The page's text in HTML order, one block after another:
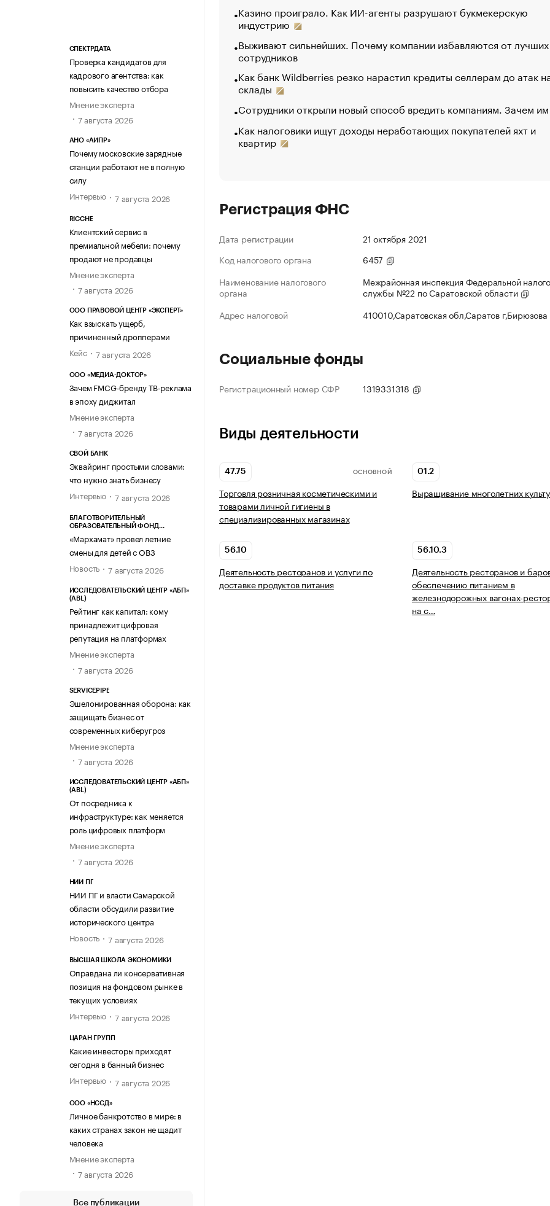
СПЕКТРДАТА
Проверка кандидатов для
кадрового агентства: как
повысить качество отбора
Мнение эксперта
7 августа 2026
АНО «АИПР»
Почему московские зарядные
станции работают не в полную
силу
Интервью
7 августа 2026
RICCHE
Клиентский сервис в
премиальной мебели: почему
продают не продавцы
Мнение эксперта
7 августа 2026
ООО ПРАВОВОЙ ЦЕНТР «ЭКСПЕРТ»
Как взыскать ущерб,
причиненный дропперами
Кейс
7 августа 2026
ООО «МЕДИА-ДОКТОР»
Зачем FMCG-бренду ТВ-реклама
в эпоху диджитал
Мнение эксперта
7 августа 2026
СВОЙ БАНК
Эквайринг простыми словами:
что нужно знать бизнесу
Интервью
7 августа 2026
БЛАГОТВОРИТЕЛЬНЫЙ
ОБРАЗОВАТЕЛЬНЫЙ ФОНД
«Мархамат» провел летние
смены для детей с ОВЗ
Новость
7 августа 2026
ИССЛЕДОВАТЕЛЬСКИЙ ЦЕНТР «АБП»
(ABL)
Рейтинг как капитал: кому
принадлежит цифровая
репутация на платформах
Мнение эксперта
7 августа 2026
SERVICEPIPE
Эшелонированная оборона: как
защищать бизнес от
современных киберугроз
Мнение эксперта
7 августа 2026
ИССЛЕДОВАТЕЛЬСКИЙ ЦЕНТР «АБП»
(ABL)
От посредника к
инфраструктуре: как меняется
роль цифровых платформ
Мнение эксперта
7 августа 2026
НИИ ПГ
НИИ ПГ и власти Самарской
области обсудили развитие
исторического центра
Новость
7 августа 2026
ВЫСШАЯ ШКОЛА ЭКОНОМИКИ
Оправдана ли консервативная
позиция на фондовом рынке в
текущих условиях
Интервью
7 августа 2026
ЦАРАН ГРУПП
Какие инвесторы приходят
сегодня в банный бизнес
Интервью
7 августа 2026
ООО «НССД»
Личное банкротство в мире: в
каких странах закон не щадит
человека
Мнение эксперта
7 августа 2026
Все публикации
Казино проиграло. Как ИИ-агенты разрушают букмекерскую
индустрию
Выживают сильнейших. Почему компании избавляются от лучших
сотрудников
Как банк Wildberries резко нарастил кредиты селлерам до атак
склады
Сотрудники открыли новый способ вредить компаниям. Зачем
Как налоговики ищут доходы неработающих покупателей яхт и
квартир
Регистрация ФНС
Дата регистрации
21 октября 2021
Код налогового органа
6457
Наименование налогового
органа
Межрайонная инспекция Федеральной
службы №22 по Саратовской области
Адрес налоговой
410010,Саратовская обл,Саратов г,Бирюзова
Социальные фонды
Регистрационный номер СФР 1319331318
Виды деятельности
47.75 ОСНОВНОЙ
Торговля розничная косметическими и
товарами личной гигиены в
специализированных магазинах
01.2
Выращивание многолетних
56.10
Деятельность ресторанов и услуги по
доставке продуктов питания
56.10.3
Деятельность ресторанов и
обеспечению питанием в
железнодорожных вагонах-
на с…